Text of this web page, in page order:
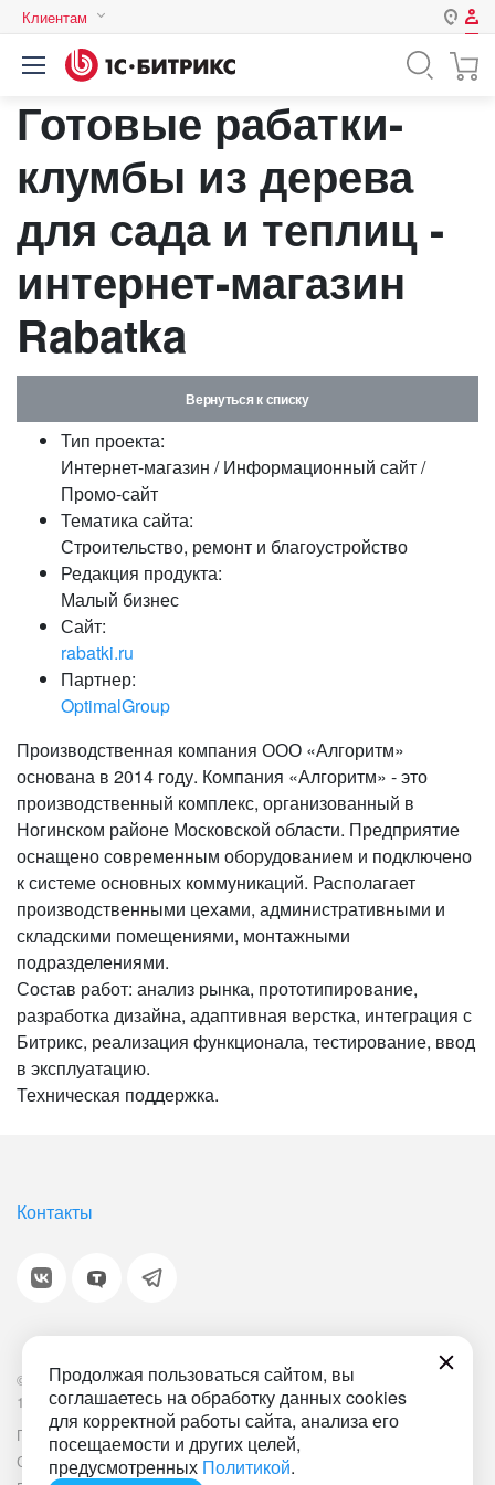
Продолжая пользоваться сайтом, вы
соглашаетесь на обработку данных cookies
для корректной работы сайта, анализа его
посещаемости и других целей,
предусмотренных Политикой.
Клиентам
Казахстан
Авторизация
Нет аккаунта?Зарегистрироваться
Логин
Пароль
Забыли свой пароль?
или войдите с помощью
Готовые рабатки-
клумбы из дерева
для сада и теплиц -
интернет-магазин
Rabatka
Вернуться к списку
Тип проекта:
Интернет-магазин / Информационный сайт /
Промо-сайт
Тематика сайта:
Строительство, ремонт и благоустройство
Редакция продукта:
Малый бизнес
Сайт:
rabatki.ru
Партнер:
OptimalGroup
Производственная компания ООО «Алгоритм»
основана в 2014 году. Компания «Алгоритм» - это
производственный комплекс, организованный в
Ногинском районе Московской области. Предприятие
оснащено современным оборудованием и подключено
к системе основных коммуникаций. Располагает
производственными цехами, административными и
складскими помещениями, монтажными
подразделениями.
Состав работ: анализ рынка, прототипирование,
разработка дизайна, адаптивная верстка, интеграция с
Битрикс, реализация функционала, тестирование, ввод
в эксплуатацию.
Техническая поддержка.
Контакты
© 2001-2026 «Битрикс», «1С-Битрикс». Работает на
1С-Битрикс: Управление сайтом.
Политика обработки персональных данных Наша ИТ-деятельность
Соглашение об использовании сайта Документ СОУТ